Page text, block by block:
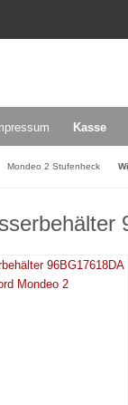
Kasse
Mondeo 2 Stufenheck